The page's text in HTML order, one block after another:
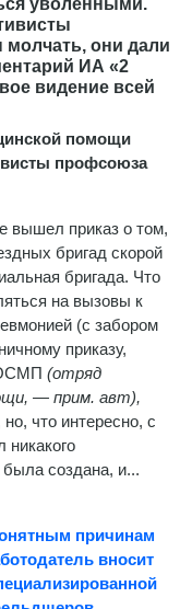
они дали
ИА «2
видение всей
помощи
профсоюза
вышел приказ о том,
бригад скорой
бригада. Что
на вызовы к
(с забором
приказу,
(отряд
— прим. авт),
что интересно, с
никакого
создана, и...
причинам
вносит